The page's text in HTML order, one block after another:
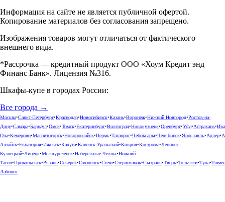
Информация на сайте не является публичной офертой.
Копирование материалов без согласования запрещено.
Изображения товаров могут отличаться от фактического
внешнего вида.
*Рассрочка — кредитный продукт ООО «Хоум Кредит энд
Финанс Банк». Лицензия №316.
Шкафы-купе в городах России:
Все города →
Москва•Санкт-Петербург•Краснодар•Новосибирск•Казань•Воронеж•Нижний Новгород•Ростов-на-
Дону•Самара•Барнаул•Омск•Томск•Екатеринбург•Волгоград•Новокузнецк•Оренбург•Уфа•Астрахань•
Ола•Кемерово•Магнитогорск•Новороссийск•Пермь•Таганрог•Чебоксары•Челябинск•Ярославль•Адлер•
Алтайск•Евпатория•Ижевск•Калуга•Каменск-Уральский•Ковров•Кострома•Ленинск-
Кузнецкий•Липецк•Междуреченск•Набережные Челны•Нижний
Тагил•Прокопьевск•Рязань•Северск•Смоленск•Сочи•Стерлитамак•Сызрань•Тверь•Тольятти•Тула•
Лабинск